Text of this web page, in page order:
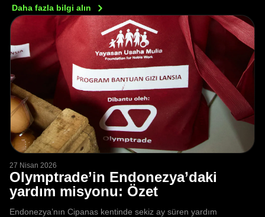
Daha fazla bilgi alın
27 Nisan 2026
Olymptrade’in Endonezya’daki
yardım misyonu: Özet
Endonezya’nın Cipanas kentinde sekiz ay süren yardım